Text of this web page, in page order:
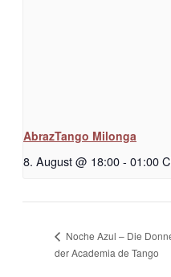
AbrazTango Milonga
8. August @ 18:00- 01:00
Noche Azul – Die
der Academia de Tango